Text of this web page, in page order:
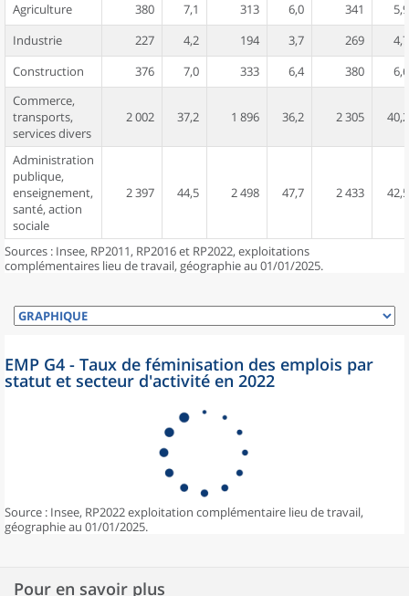
Agriculture
380 7,1 313 6,0 341
5,9
Industrie
227 4,2 194 3,7 269
4,7
Construction
376 7,0 333 6,4 380
6,6
Commerce,
transports,
services divers
2 002 37,2 1 896 36,2 2 305 40,2
Administration
publique,
enseignement,
santé, action
sociale
2 397 44,5 2 498 47,7 2 433 42,5
Sources : Insee, RP2011, RP2016 et RP2022, exploitations
complémentaires lieu de travail, géographie au 01/01/2025.
EMP G4 - Taux de féminisation des emplois par
statut et secteur d'activité en 2022
Source : Insee, RP2022 exploitation complémentaire lieu de travail,
géographie au 01/01/2025.
Pour en savoir plus